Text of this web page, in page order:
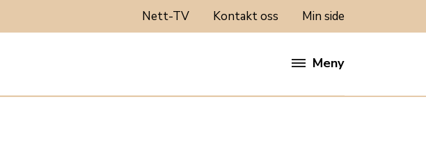
Nett-TV Kontakt oss Min side
Meny